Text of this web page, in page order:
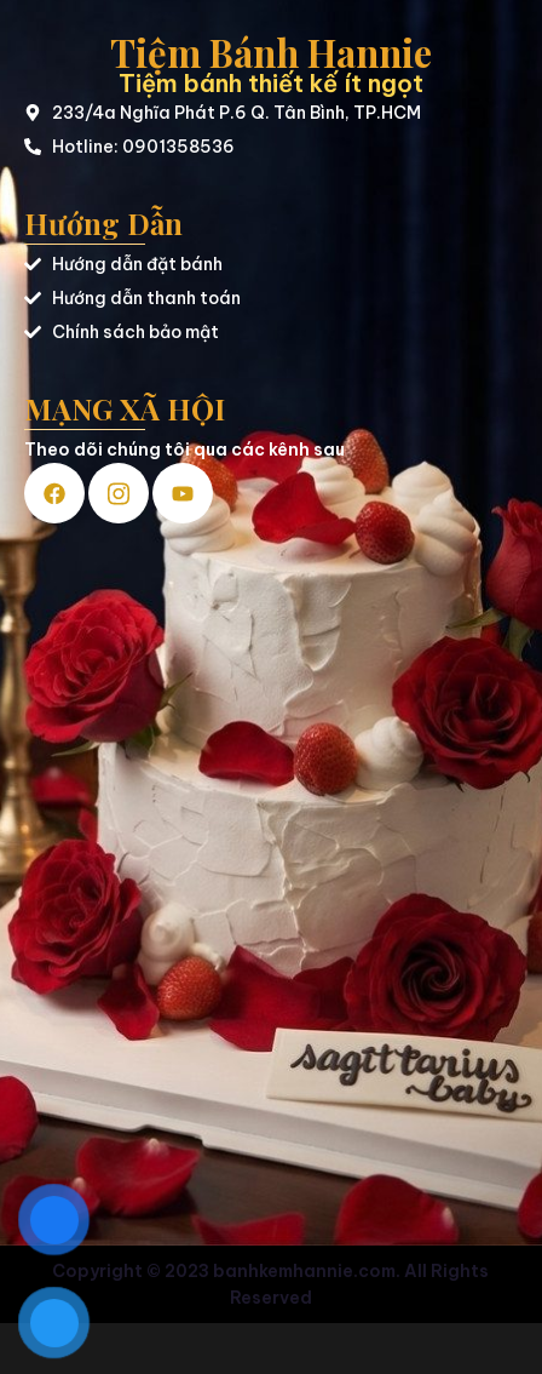
Tiệm Bánh Hannie
Tiệm bánh thiết kế ít ngọt
233/4a Nghĩa Phát P.6 Q. Tân Bình, TP.HCM
Hotline: 0901358536
Hướng Dẫn
Hướng dẫn đặt bánh
Hướng dẫn thanh toán
Chính sách bảo mật
MẠNG XÃ HỘI
Theo dõi chúng tôi qua các kênh sau
Copyright © 2023 banhkemhannie.com. All Rights
Reserved